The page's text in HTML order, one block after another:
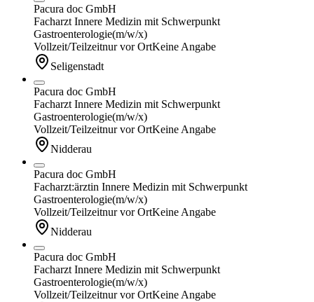
Pacura doc GmbH
Facharzt Innere Medizin mit Schwerpunkt
Gastroenterologie(m/w/x)
Vollzeit/Teilzeitnur vor OrtKeine Angabe
Seligenstadt
Pacura doc GmbH
Facharzt Innere Medizin mit Schwerpunkt
Gastroenterologie(m/w/x)
Vollzeit/Teilzeitnur vor OrtKeine Angabe
Nidderau
Pacura doc GmbH
Facharzt:ärztin Innere Medizin mit Schwerpunkt
Gastroenterologie(m/w/x)
Vollzeit/Teilzeitnur vor OrtKeine Angabe
Nidderau
Pacura doc GmbH
Facharzt Innere Medizin mit Schwerpunkt
Gastroenterologie(m/w/x)
Vollzeit/Teilzeitnur vor OrtKeine Angabe